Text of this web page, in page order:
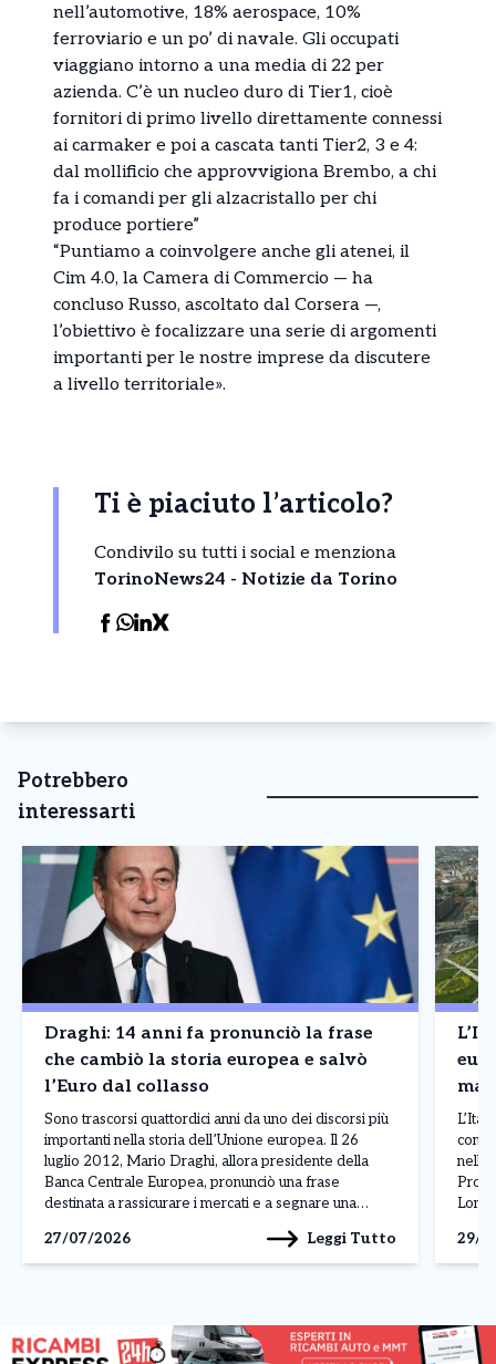
nell’automotive, 18% aerospace, 10%
ferroviario e un po’ di navale. Gli occupati
viaggiano intorno a una media di 22 per
azienda. C’è un nucleo duro di Tier1, cioè
fornitori di primo livello direttamente connessi
ai carmaker e poi a cascata tanti Tier2, 3 e 4:
dal mollificio che approvvigiona Brembo, a chi
fa i comandi per gli alzacristallo per chi
produce portiere”
“Puntiamo a coinvolgere anche gli atenei, il
Cim 4.0, la Camera di Commercio — ha
concluso Russo, ascoltato dal Corsera —,
l’obiettivo è focalizzare una serie di argomenti
importanti per le nostre imprese da discutere
a livello territoriale».
Ti è piaciuto l’articolo?
Condivilo su tutti i social e menziona
TorinoNews24 - Notizie da Torino
Potrebbero
interessarti
Draghi: 14 anni fa pronunciò la frase
che cambiò la storia europea e salvò
l’Euro dal collasso
Sono trascorsi quattordici anni da uno dei discorsi più
importanti nella storia dell’Unione europea. Il 26
luglio 2012, Mario Draghi, allora presidente della
Banca Centrale Europea, pronunciò una frase
destinata a rassicurare i mercati e a segnare una
mandato, la BCE è pronta a fare tutto il necessario […]
27/07/2026 Leggi Tutto
europea – Il
La
nella
29/